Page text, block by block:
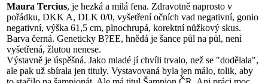
Maura Tercius, je hezká a milá fena. Zdravotně naprosto v
pořádku, DKK A, DLK 0/0, vyšetření očních vad negativní, gonio
negativní, výška 61,5 cm, plnochrupá, korektní nůžkový skus.
Barva černá. Geneticky B?EE, hnědá je šance půl na půl, není
vyšetřená, žlutou nenese.
Výstavně je úspěšná. Jako mladé jí chvíli trvalo, než se "dodělala",
ale pak už sbírala jen tituly. Vystavovaná byla jen málo, tolik, aby